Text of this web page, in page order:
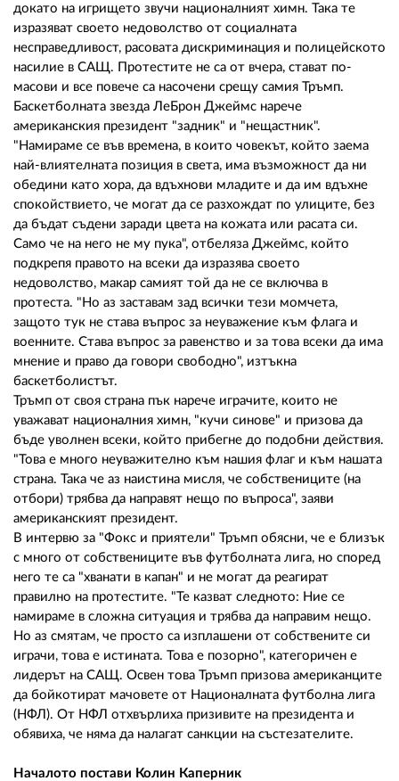
докато на игрището звучи националният химн. Така те
изразяват своето недоволство от социалната
несправедливост, расовата дискриминация и полицейското
насилие в САЩ. Протестите не са от вчера, стават по-
масови и все повече са насочени срещу самия Тръмп.
Баскетболната звезда ЛеБрон Джеймс нарече
американския президент "задник" и "нещастник".
"Намираме се във времена, в които човекът, който заема
най-влиятелната позиция в света, има възможност да ни
обедини като хора, да вдъхнови младите и да им вдъхне
спокойствието, че могат да се разхождат по улиците, без
да бъдат съдени заради цвета на кожата или расата си.
Само че на него не му пука", отбеляза Джеймс, който
подкрепя правото на всеки да изразява своето
недоволство, макар самият той да не се включва в
протеста. "Но аз заставам зад всички тези момчета,
защото тук не става въпрос за неуважение към флага и
военните. Става въпрос за равенство и за това всеки да има
мнение и право да говори свободно", изтъкна
баскетболистът.
Тръмп от своя страна пък нарече играчите, които не
уважават националния химн, "кучи синове" и призова да
бъде уволнен всеки, който прибегне до подобни действия.
"Това е много неуважително към нашия флаг и към нашата
страна. Така че аз наистина мисля, че собствениците (на
отбори) трябва да направят нещо по въпроса", заяви
американският президент.
В интервю за "Фокс и приятели" Тръмп обясни, че е близък
с много от собствениците във футболната лига, но според
него те са "хванати в капан" и не могат да реагират
правилно на протестите. "Те казват следното: Ние се
намираме в сложна ситуация и трябва да направим нещо.
Но аз смятам, че просто са изплашени от собствените си
играчи, това е истината. Това е позорно", категоричен е
лидерът на САЩ. Освен това Тръмп призова американците
да бойкотират мачовете от Националната футболна лига
(НФЛ). От НФЛ отхвърлиха призивите на президента и
обявиха, че няма да налагат санкции на състезателите.
Началото постави Колин Каперник